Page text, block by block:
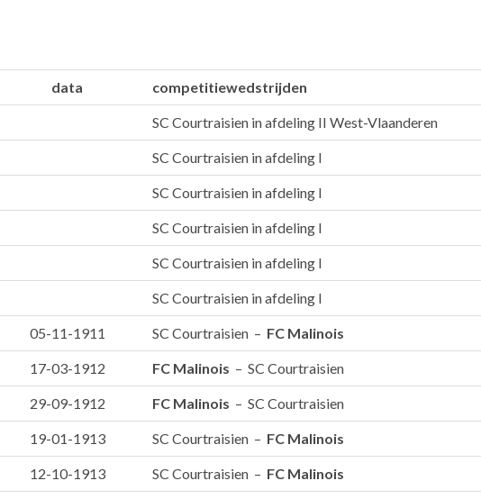
data competitiewedstrijden
SC Courtraisien in afdeling II West-Vlaanderen
SC Courtraisien in afdeling I
SC Courtraisien in afdeling I
SC Courtraisien in afdeling I
SC Courtraisien in afdeling I
SC Courtraisien in afdeling I
05-11-1911 SC Courtraisien – FC Malinois
17-03-1912 FC Malinois – SC Courtraisien
29-09-1912 FC Malinois – SC Courtraisien
19-01-1913 SC Courtraisien – FC Malinois
12-10-1913 SC Courtraisien – FC Malinois